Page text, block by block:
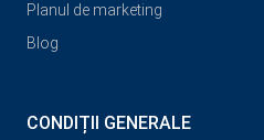
Planul de marketing
Blog
CONDIȚII GENERALE